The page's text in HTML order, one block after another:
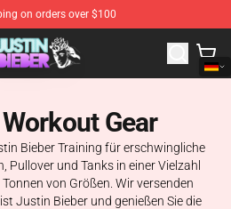
on orders over $100
Official Justin Bieber Merchandise
Gear
Bieber Training für erschwingliche
Pullover und Tanks in einer Vielzahl
von Größen. Wir versenden
Justin Bieber und genießen Sie die